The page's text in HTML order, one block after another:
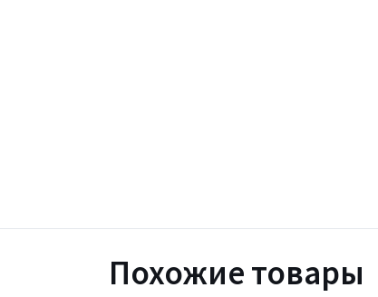
Похожие товары